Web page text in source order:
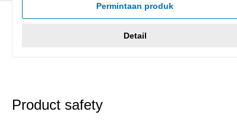
Permintaan produk
Detail
Product safety